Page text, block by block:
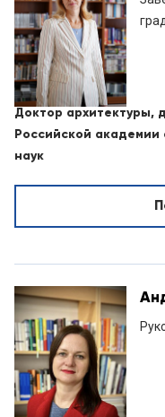
Доктор архитектуры,
Российской академии
наук